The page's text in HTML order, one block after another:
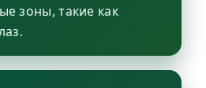
зоны, такие как